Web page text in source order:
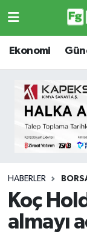
Ekonomi
HABERLER
Koç
almayı
Ekonomi
Borsa
Emlak
Otomobil
Gizlilik
Ekonomi
Borsa
Emlak
Emtia
BITCOIN